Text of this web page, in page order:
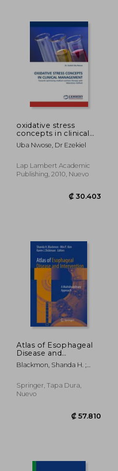
oxidative stress
concepts in clinical
management (en
Inglés)
Uba Nwose, Dr Ezekiel
Lap Lambert Academic
Publishing, 2010, Nuevo
Atlas of Esophageal
Disease and
Intervention: A
Multidisciplinary
Blackmon, Shanda H. ;
Karen J.
Springer, Tapa Dura,
Nuevo